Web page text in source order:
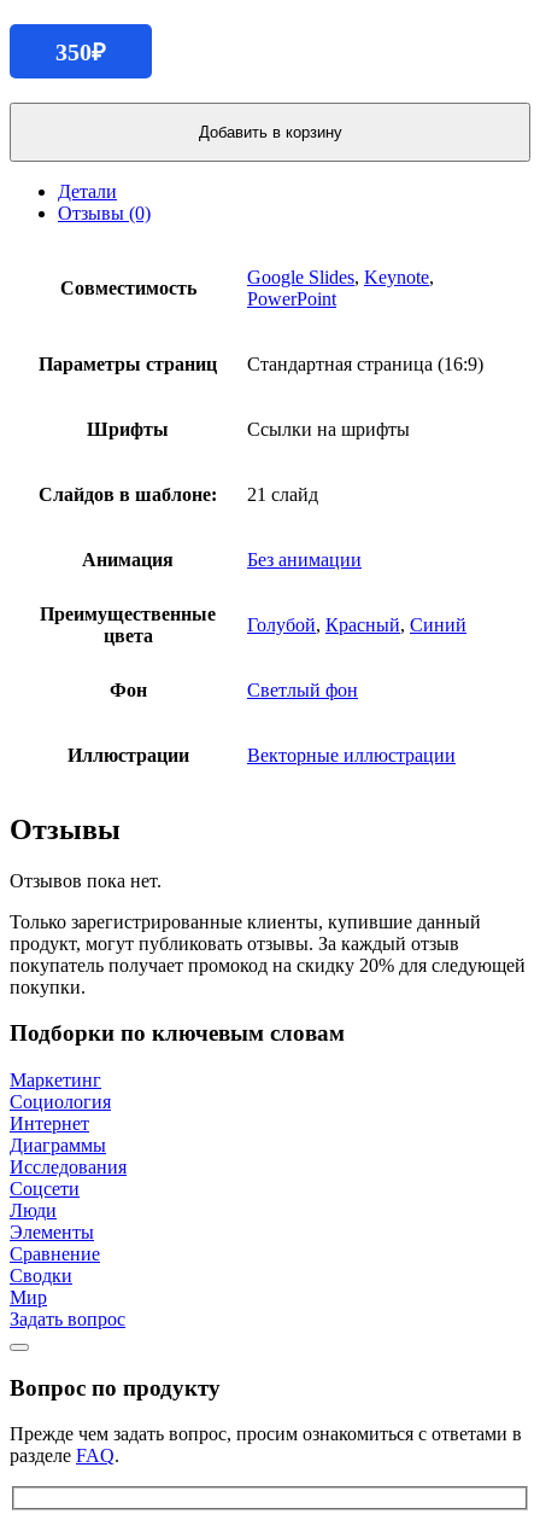
350₽
Количество
Инфографика
сетей
Добавить в корзину
Детали
Отзывы (0)
Совместимость
Google Slides, Keynote,
PowerPoint
Параметры страниц Стандартная страница (16:9)
Шрифты Ссылки на шрифты
Слайдов в шаблоне: 21 слайд
Анимация Без анимации
Преимущественные
цвета
Голубой, Красный, Синий
Фон Светлый фон
Иллюстрации Векторные иллюстрации
Отзывы
Отзывов пока нет.
Только зарегистрированные клиенты, купившие данный
продукт, могут публиковать отзывы. За каждый отзыв
покупатель получает промокод на скидку 20% для следующей
покупки.
Подборки по ключевым словам
Маркетинг
Социология
Интернет
Диаграммы
Исследования
Соцсети
Люди
Элементы
Сравнение
Сводки
Мир
Задать вопрос
Вопрос по продукту
Прежде чем задать вопрос, просим ознакомиться с ответами в
разделе FAQ.